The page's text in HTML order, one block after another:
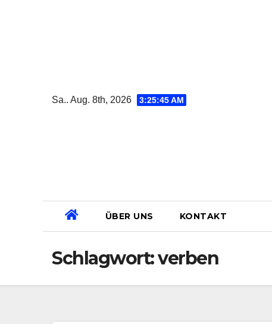
Sa.. Aug. 8th, 2026 3:25:46 AM
ÜBER UNS KONTAKT
Schlagwort:verben